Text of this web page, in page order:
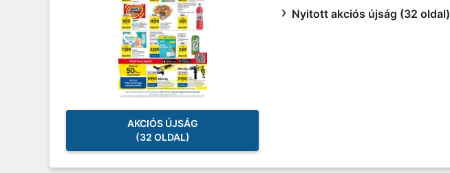
AKCIÓS ÚJSÁG
(32 OLDAL)
Nyitott akciós újság (32 oldal)